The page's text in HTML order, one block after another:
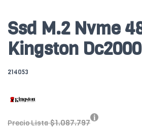
Ssd M.2 Nvme
Kingston
214053
Precio Lista $1.087.797